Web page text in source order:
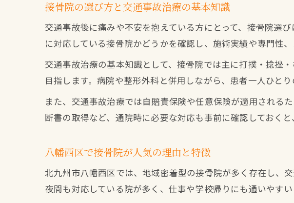
紹介状や手
接骨院と他
慰謝料減額と接
接骨院通院
交通事故で
保険会社と
整形外科との併
接骨院と整
接骨院の選び方と交通事故治療の基本知識
交通事故後に痛みや不安を抱えている方にとって、接骨院選
に対応している接骨院かどうかを確認し、施術実績や専門性
交通事故治療の基本知識として、接骨院では主に打撲・捻挫
目指します。病院や整形外科と併用しながら、患者一人ひと
また、交通事故治療では自賠責保険や任意保険が適用される
断書の取得など、通院時に必要な対応も事前に確認しておくと
八幡西区で接骨院が人気の理由と特徴
北九州市八幡西区では、地域密着型の接骨院が多く存在し、
夜間も対応している院が多く、仕事や学校帰りにも通いやすい